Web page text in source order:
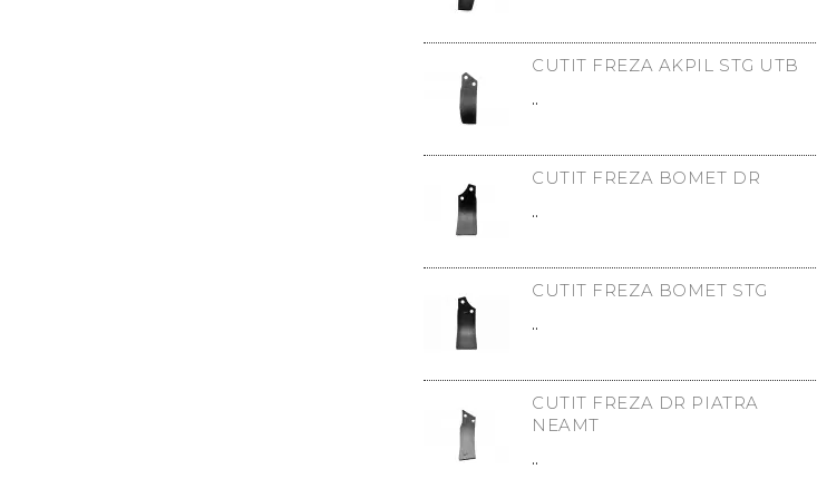
CUTIT FREZA AKPIL STG UTB
..
CUTIT FREZA BOMET DR
..
CUTIT FREZA BOMET STG
..
CUTIT FREZA DR PIATRA
NEAMT
..